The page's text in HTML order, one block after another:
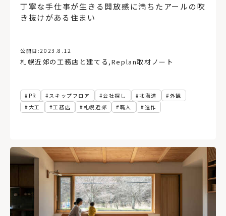
丁寧な手仕事が生きる開放感に満ちたアールの吹
き抜けがある住まい
公開日:2023.8.12
札幌近郊の工務店と建てる ,Replan取材ノート
PR スキップフロア 会社探し 北海道
外観
大工
工務店 札幌近郊 職人 造作